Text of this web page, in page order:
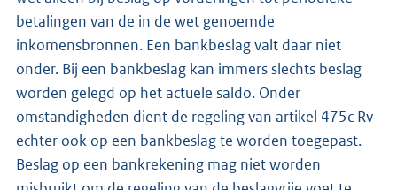
betalingen van de in de wet genoemde
inkomensbronnen. Een bankbeslag valt daar niet
onder. Bij een bankbeslag kan immers slechts beslag
worden gelegd op het actuele saldo. Onder
omstandigheden dient de regeling van artikel 475c Rv
echter ook op een bankbeslag te worden toegepast.
Beslag op een bankrekening mag niet worden